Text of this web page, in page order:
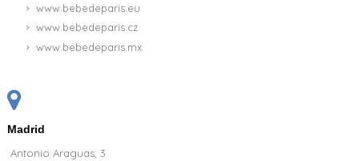
www.bebedeparis.eu
www.bebedeparis.cz
www.bebedeparis.mx
Madrid
Antonio Araguas, 3